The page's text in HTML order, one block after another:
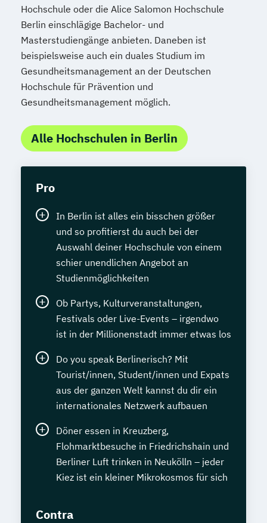
Hochschule oder die Alice Salomon Hochschule
Berlin einschlägige Bachelor- und
Masterstudiengänge anbieten. Daneben ist
beispielsweise auch ein duales Studium im
Gesundheitsmanagement an der Deutschen
Hochschule für Prävention und
Gesundheitsmanagement möglich.
Alle Hochschulen in Berlin
Pro
In Berlin ist alles ein bisschen größer
und so profitierst du auch bei der
Auswahl deiner Hochschule von einem
schier unendlichen Angebot an
Studienmöglichkeiten
Ob Partys, Kulturveranstaltungen,
Festivals oder Live-Events – irgendwo
ist in der Millionenstadt immer etwas los
Do you speak Berlinerisch? Mit
Tourist/innen, Student/innen und Expats
aus der ganzen Welt kannst du dir ein
internationales Netzwerk aufbauen
Döner essen in Kreuzberg,
Flohmarktbesuche in Friedrichshain und
Berliner Luft trinken in Neukölln – jeder
Kiez ist ein kleiner Mikrokosmos für sich
Contra